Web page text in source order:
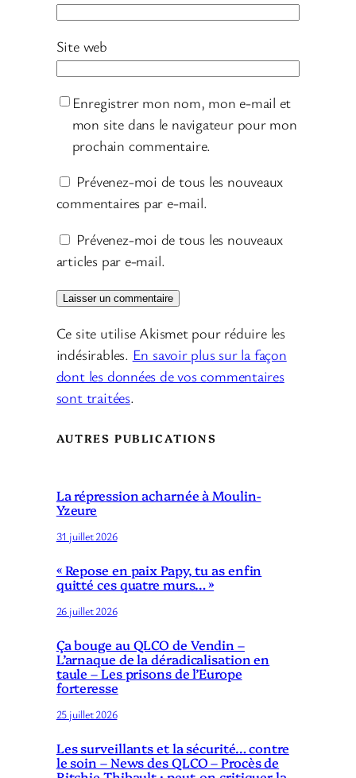
Site web
Enregistrer mon nom, mon e-mail et
mon site dans le navigateur pour mon
prochain commentaire.
Prévenez-moi de tous les nouveaux
commentaires par e-mail.
Prévenez-moi de tous les nouveaux
articles par e-mail.
Ce site utilise Akismet pour réduire les
indésirables. En savoir plus sur la façon
dont les données de vos commentaires
sont traitées.
AUTRES PUBLICATIONS
La répression acharnée à Moulin-
Yzeure
31 juillet 2026
« Repose en paix Papy, tu as enfin
quitté ces quatre murs… »
26 juillet 2026
Ça bouge au QLCO de Vendin –
L’arnaque de la déradicalisation en
taule – Les prisons de l’Europe
forteresse
25 juillet 2026
Les surveillants et la sécurité… contre
le soin – News des QLCO – Procès de